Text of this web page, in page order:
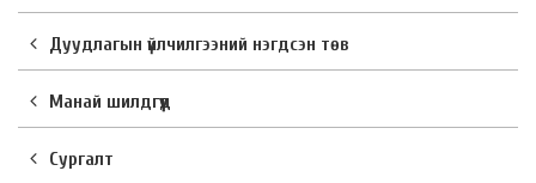
Дуудлагын үйлчилгээний нэгдсэн төв
Манай шилдгүүд
Сургалт